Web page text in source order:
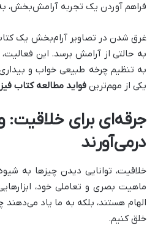
فراهم آوردن یک تجربه آرامش‌بخش،
غرق شدن در تصاویر آرام‌بخش یک
به حالتی از آرامش برسد. این
به تنظیم چرخه طبیعی خواب و
یکی از مهم‌ترینفواید مطالعه کتاب
جرقه‌ای برای خلاقیت:
درمی‌آورند
خلاقیت، توانایی دیدن چیزها به
ماهیت بصری و تعاملی خود،
الهام هستند، بلکه به ما یاد می‌دهند
خلق کنیم.